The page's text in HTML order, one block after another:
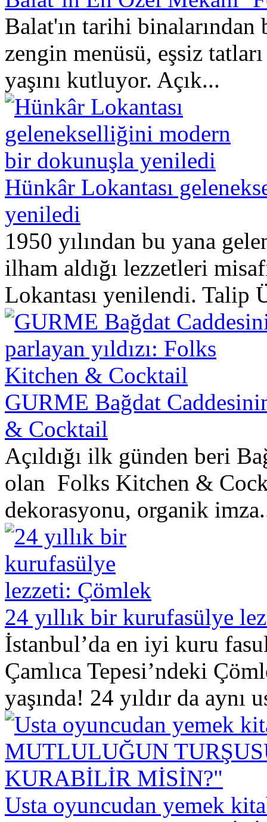
Balat'ın tarihi
zengin menüsü, eşsiz
yaşını kutluyor. Açık...
Hünkâr Lokantası
yeniledi
1950 yılından bu yana
ilham aldığı lezzetleri
Lokantası yenilendi. Talip
GURME Bağdat
& Cocktail
Açıldığı ilk günden beri
olan Folks Kitchen &
dekorasyonu, organik
24 yıllık bir kurufasülye
İstanbul’da en iyi kuru
Çamlıca Tepesi’ndeki
yaşında! 24 yıldır da aynı
Usta oyuncudan yemek